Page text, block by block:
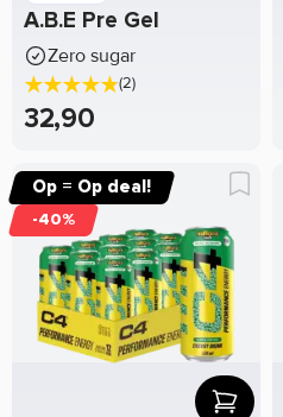
A.B.E Pre Gel
Zero sugar
(2)
32,90
Op = Op deal!
-40%